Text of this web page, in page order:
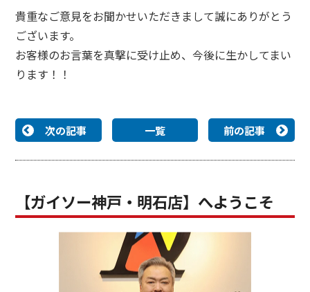
貴重なご意見をお聞かせいただきまして誠にありがとう
ございます。
お客様のお言葉を真撃に受け止め、今後に生かしてまい
ります！！
次の記事 一覧 前の記事
【ガイソー神戸・明石店】へようこそ